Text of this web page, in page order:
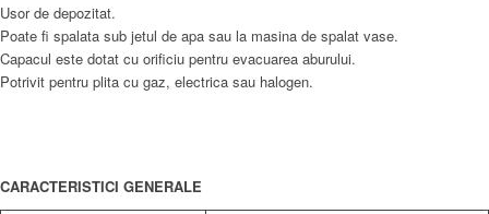
Usor de depozitat.
Poate fi spalata sub jetul de apa sau la masina de spalat vase.
Capacul este dotat cu orificiu pentru evacuarea aburului.
Potrivit pentru plita cu gaz, electrica sau halogen.
CARACTERISTICI GENERALE